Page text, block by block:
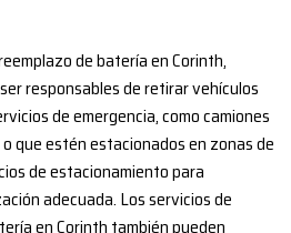
de batería en Corinth,
responsables de retirar vehículos
de emergencia, como camiones
que estén estacionados en zonas de
de estacionamiento para
adecuada. Los servicios de
en Corinth también pueden